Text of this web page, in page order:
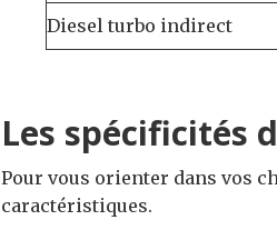
Diesel turbo indirect
Les spécificités
Pour vous orienter dans vos
caractéristiques.